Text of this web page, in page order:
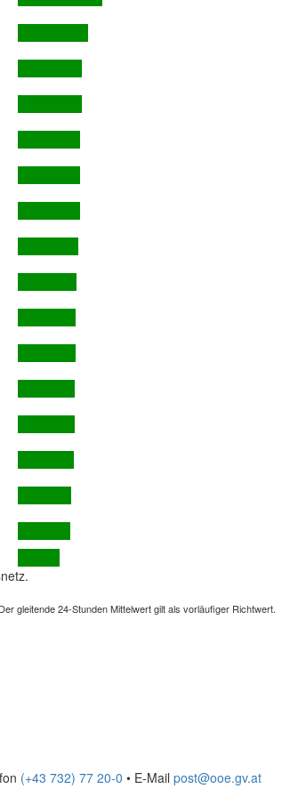
gleitende 24-Stunden Mittelwert gilt als vorläufiger Richtwert.
(+43 732) 77 20-0 • E-Mail post@ooe.gv.at